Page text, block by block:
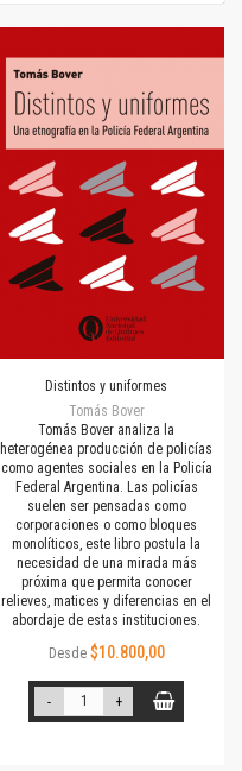
Distintos y uniformes
Tomás Bover
Tomás Bover analiza la
heterogénea producción de policías
como agentes sociales en la Policía
Federal Argentina. Las policías
suelen ser pensadas como
corporaciones o como bloques
monolíticos, este libro postula la
necesidad de una mirada más
próxima que permita conocer
relieves, matices y diferencias en el
abordaje de estas instituciones.
Desde $10.800,00
- +